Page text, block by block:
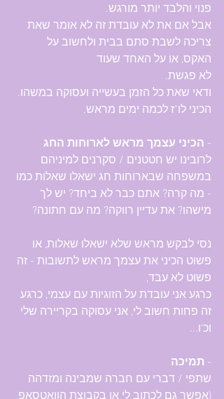
פנוי והלבד יותר מורגש.
אבל אם את לא עובדת זה לא אומר שאת
צריכה לשבת סתם בבית ולחשוב על
האקס, או על האחד שעוד
לא פגשת.
ודאי שאת כל הזמן בעשייה ועסוקה במשהו.
הכיני לו"ז לכמה ימים מראש.
- הכיני עצמך מראש לארוחות החג
לרובינו יש חטטנים / סקרנים למיניהם
במשפחה שבארוחות חג ישאלו שאלות כמו
- מה קרה? אתם כבר לא ביחד? יש לך
מישהו? את עדיין רווקה? מה עם חתונה?
נסי לבקש מראש שלא ישאלו שאלות, או
פשוט הכיני את עצמך מראש לתשובות - זה
פשוט לא עבד,
כרגע אני עובדת על הזוגיות עם עצמי, כרגע
זה פחות חשוב לי, אני עסוקה בקריירה שלי
וכ'ו...
- תמיכה
שתפי / דברי עם חברה שמבינה ומזדהה
(אפשר גם לכתוב לי או בקבוצת הוואטסאפ